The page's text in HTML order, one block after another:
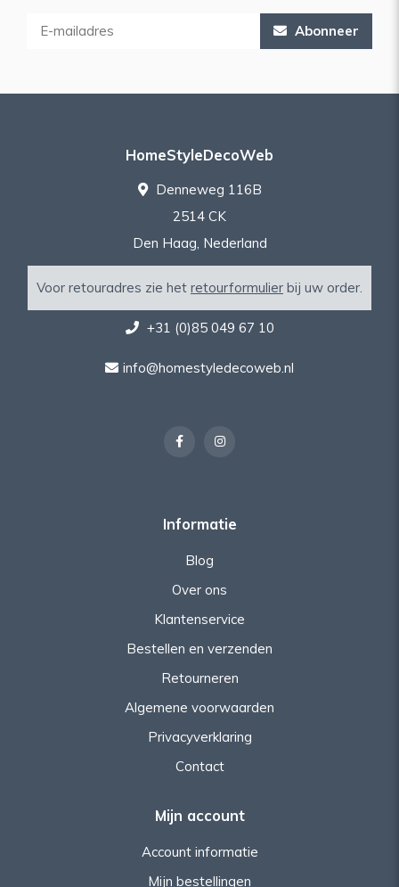
Abonneer
HomeStyleDecoWeb
Denneweg 116B
2514 CK
Den Haag, Nederland
Voor retouradres zie het retourformulier bij uw order.
+31 (0)85 049 67 10
info@homestyledecoweb.nl
Informatie
Blog
Over ons
Klantenservice
Bestellen en verzenden
Retourneren
Algemene voorwaarden
Privacyverklaring
Contact
Mijn account
Account informatie
Mijn bestellingen